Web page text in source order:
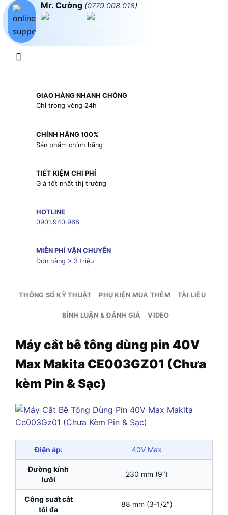
Mr. Cường (0779.008.018)
GIAO HÀNG NHANH CHÓNG
Chỉ trong vòng 24h
CHÍNH HÃNG 100%
Sản phẩm chính hãng
TIẾT KIỆM CHI PHÍ
Giá tốt nhất thị trường
HOTLINE
0901.940.968
MIỄN PHÍ VẬN CHUYỂN
Đơn hàng > 3 triệu
THÔNG SỐ KỸ THUẬT PHỤ KIỆN MUA THÊM TÀI LIỆU
BÌNH LUẬN & ĐÁNH GIÁ VIDEO
Máy cắt bê tông dùng pin 40V
Max Makita CE003GZ01 (Chưa
kèm Pin & Sạc)
Điện áp: 40V Max
Đường kính
lưỡi
230 mm (9″)
Công suất cắt
tối đa
88 mm (3-1/2″)